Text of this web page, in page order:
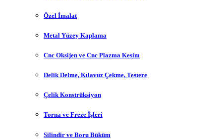
Özel İmalat
Metal Yüzey Kaplama
Cnc Oksijen ve Cnc Plazma Kesim
Delik Delme, Kılavuz Çekme, Testere
Çelik Konstrüksiyon
Torna ve Freze İşleri
Silindir ve Boru Büküm